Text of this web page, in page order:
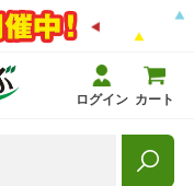
ログイン カート